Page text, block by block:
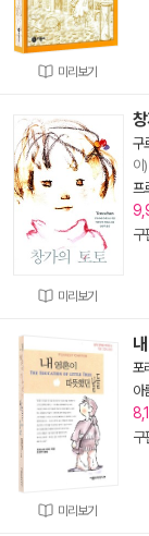
미리보기
미리보기
구
이)
프
구
미리보기
포
아
구